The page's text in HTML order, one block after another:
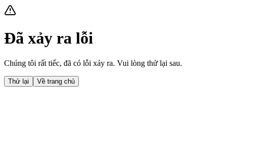
Đã xảy ra lỗi
Chúng tôi rất tiếc, đã có lỗi xảy ra. Vui lòng thử lại sau.
Thử lại Về trang chủ